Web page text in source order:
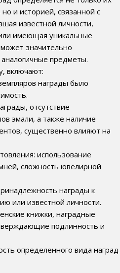
и историей, связанной с
известной личности,
имеющая уникальные
значительно
предметы.
включают:
награды было
отсутствие
эмали, а также наличие
существенно влияют на
использование
сложность ювелирной
награды к
или известной личности.
книжки, наградные
подлинность и
определенного вида наград